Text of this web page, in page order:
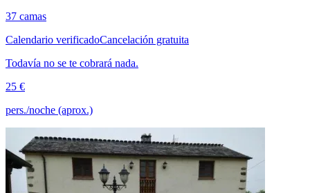
37 camas
Calendario verificadoCancelación gratuita
Todavía no se te cobrará nada.
25 €
pers./noche (aprox.)